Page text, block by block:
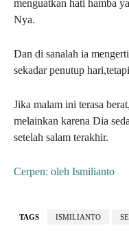
menguatkan hati hamba
Nya.
Dan di sanalah ia
sekadar penutup
Jika malam ini terasa
melainkan karena Dia
setelah salam terakhir.
Cerpen: oleh Ismilianto
TAGS ISMILIANTO